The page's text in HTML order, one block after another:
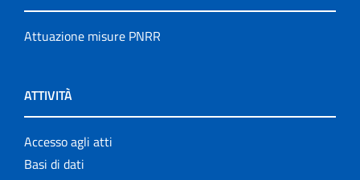
Attuazione misure PNRR
ATTIVITÀ
Accesso agli atti
Basi di dati